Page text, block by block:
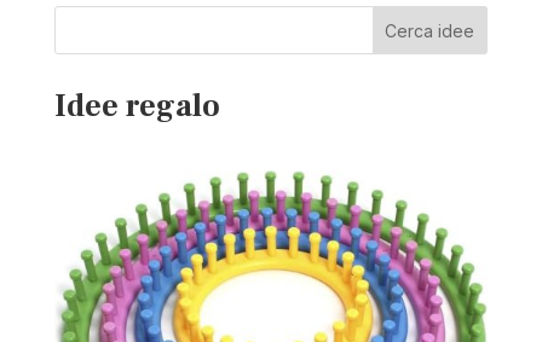
Cerca idee
Idee regalo